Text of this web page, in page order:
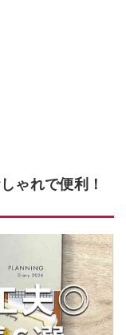
ゃれで便利！